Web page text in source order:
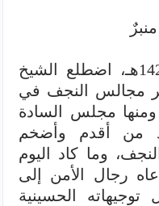
وعندما حل المحرم عام 1422هـ، اضطلع الشيخ
مجالس النجف في
مجلس السادة
من أقدم وأضخم
وما كاد اليوم
رجال الأمن إلى
الحسينية